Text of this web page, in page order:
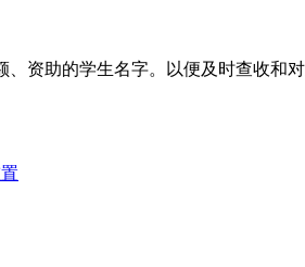
资助的学生名字。以便及时查收和对